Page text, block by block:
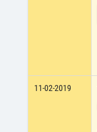
11-02-2019